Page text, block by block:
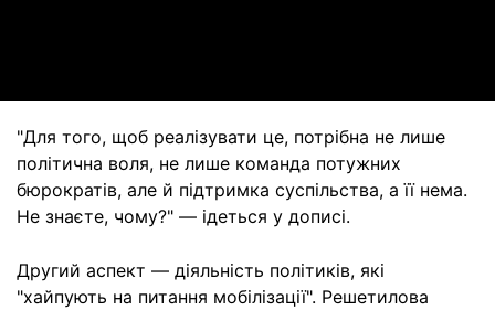
"Для того, щоб реалізувати це, потрібна не лише
політична воля, не лише команда потужних
бюрократів, але й підтримка суспільства, а її нема.
Не знаєте, чому?" — ідеться у дописі.
Другий аспект — діяльність політиків, які
"хайпують на питання мобілізації". Решетилова